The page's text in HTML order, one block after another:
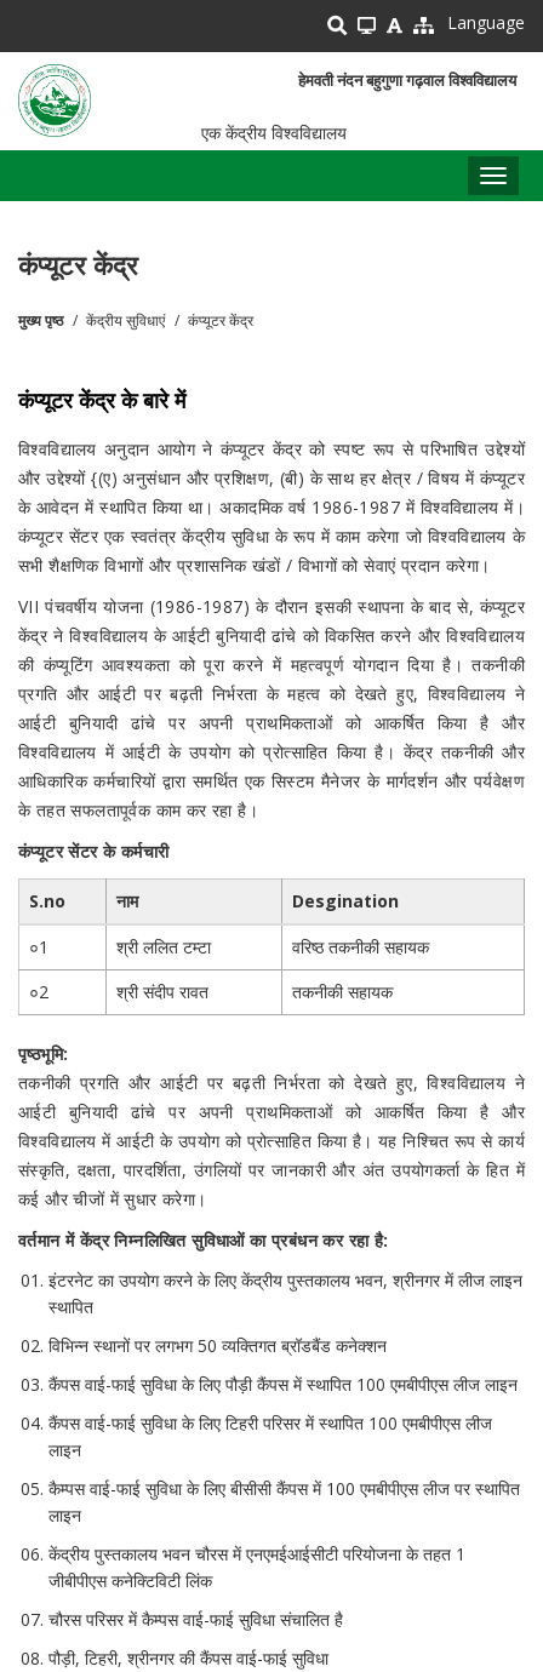
main
content
Language
हेमवती नंदन बहुगुणा गढ़वाल विश्वविद्यालय
एक केंद्रीय विश्वविद्यालय
कंप्यूटर केंद्र
मुख्य पृष्ठ केंद्रीय सुविधाएं कंप्यूटर केंद्र
कंप्यूटर केंद्र के बारे में
विश्वविद्यालय अनुदान आयोग ने कंप्यूटर केंद्र को स्पष्ट रूप से परिभाषित उद्देश्यों
और उद्देश्यों {(ए) अनुसंधान और प्रशिक्षण, (बी) के साथ हर क्षेत्र / विषय में कंप्यूटर
के आवेदन में स्थापित किया था। अकादमिक वर्ष 1986-1987 में विश्वविद्यालय में।
कंप्यूटर सेंटर एक स्वतंत्र केंद्रीय सुविधा के रूप में काम करेगा जो विश्वविद्यालय के
सभी शैक्षणिक विभागों और प्रशासनिक खंडों / विभागों को सेवाएं प्रदान करेगा।
VII पंचवर्षीय योजना (1986-1987) के दौरान इसकी स्थापना के बाद से, कंप्यूटर
केंद्र ने विश्वविद्यालय के आईटी बुनियादी ढांचे को विकसित करने और विश्वविद्यालय
की कंप्यूटिंग आवश्यकता को पूरा करने में महत्वपूर्ण योगदान दिया है।तकनीकी
प्रगति और आईटी पर बढ़ती निर्भरता के महत्व को देखते हुए, विश्वविद्यालय ने
आईटी बुनियादी ढांचे पर अपनी प्राथमिकताओं को आकर्षित किया है और
विश्वविद्यालय में आईटी के उपयोग को प्रोत्साहित किया है। केंद्र तकनीकी और
आधिकारिक कर्मचारियों द्वारा समर्थित एक सिस्टम मैनेजर के मार्गदर्शन और पर्यवेक्षण
के तहत सफलतापूर्वक काम कर रहा है।
कंप्यूटर सेंटर के कर्मचारी
S.no नाम
Desgination
०1
श्री ललित टम्टा
वरिष्ठ तकनीकी सहायक
०2
श्री संदीप रावत तकनीकी सहायक
पृष्ठभूमि:
तकनीकी प्रगति और आईटी पर बढ़ती निर्भरता को देखते हुए, विश्वविद्यालय ने
आईटी बुनियादी ढांचे पर अपनी प्राथमिकताओं को आकर्षित किया है और
विश्वविद्यालय में आईटी के उपयोग को प्रोत्साहित किया है।यह निश्चित रूप से कार्य
संस्कृति, दक्षता, पारदर्शिता, उंगलियों पर जानकारी और अंत उपयोगकर्ता के हित में
कई और चीजों में सुधार करेगा।
वर्तमान में केंद्र निम्नलिखित सुविधाओं का प्रबंधन कर रहा है:
इंटरनेट का उपयोग करने के लिए केंद्रीय पुस्तकालय भवन, श्रीनगर में लीज लाइन
स्थापित
विभिन्न स्थानों पर लगभग 50 व्यक्तिगत ब्रॉडबैंड कनेक्शन
कैंपस वाई-फाई सुविधा के लिए पौड़ी कैंपस में स्थापित 100 एमबीपीएस लीज लाइन
कैंपस वाई-फाई सुविधा के लिए टिहरी परिसर में स्थापित 100 एमबीपीएस लीज
लाइन
कैम्पस वाई-फाई सुविधा के लिए बीसीसी कैंपस में 100 एमबीपीएस लीज पर स्थापित
लाइन
केंद्रीय पुस्तकालय भवन चौरस में एनएमईआईसीटी परियोजना के तहत 1
जीबीपीएस कनेक्टिविटी लिंक
चौरस परिसर में कैम्पस वाई-फाई सुविधा संचालित है
पौड़ी, टिहरी, श्रीनगर की कैंपस वाई-फाई सुविधा